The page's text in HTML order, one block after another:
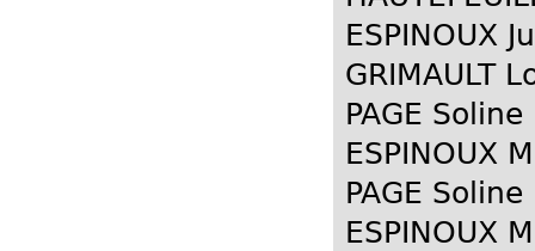
ESPINOUX
GRIMAULT
PAGE
ESPINOUX
PAGE
ESPINOUX